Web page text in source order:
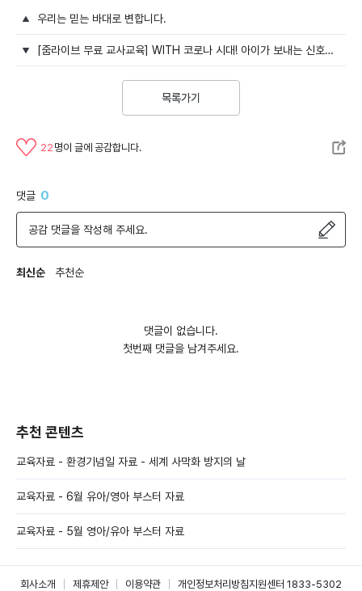
우리는 믿는 바대로 변합니다.
[줌라이브 무료 교사교육] WITH 코로나 시대! 아이가 보내는 신호를 현명하게 파악할 수 있는 '더 시그널' 현장 속으로!
목록가기
22 명이 글에 공감합니다.
댓글 0
공감 댓글을 작성해 주세요.
최신순 추천순
댓글이 없습니다.
첫번째 댓글을 남겨주세요.
추천 콘텐츠
교육자료 - 환경기념일 자료 - 세계 사막화 방지의 날
교육자료 - 6월 유아/영아 부스터 자료
교육자료 - 5월 영아/유아 부스터 자료
회사소개 제휴제안 이용약관 개인정보처리방침지원센터 1833-5302